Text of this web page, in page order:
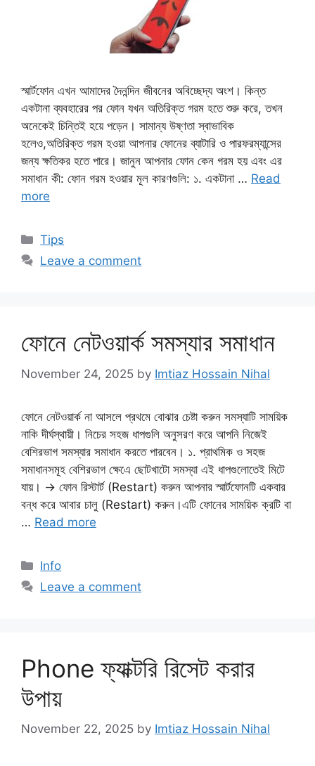
স্মার্টফোন এখন আমাদের দৈনন্দিন জীবনের অবিচ্ছেদ্য অংশ। কিন্ত
একটানা ব্যবহারের পর ফোন যখন অতিরিক্ত গরম হতে শুরু করে, তখন
অনেকেই চিন্তিই হয়ে পড়েন। সামান্য উষ্ণতা স্বাভাবিক
হলেও,অতিরিক্ত গরম হওয়া আপনার ফোনের ব্যাটারি ও পারফরম্যান্সের
জন্য ক্ষতিকর হতে পারে। জানুন আপনার ফোন কেন গরম হয় এবং এর
সমাধান কী: ফোন গরম হওয়ার মূল কারণগুলি: ​১. একটানা … Read
more
Categories
Tips
Leave a comment
ফোনে নেটওয়ার্ক সমস্যার সমাধান
November 24, 2025 by Imtiaz Hossain Nihal
ফোনে নেটওয়ার্ক না আসলে প্রথমে বোঝার চেষ্টা করুন সমস্যাটি সাময়িক
নাকি দীর্ঘস্থায়ী। নিচের সহজ ধাপগুলি অনুসরণ করে আপনি নিজেই
বেশিরভাগ সমস্যার সমাধান করতে পারবেন। ১. প্রাথমিক ও সহজ
সমাধানসমূহ বেশিরভাগ ক্ষেএে ছোটখাটো সমস্যা এই ধাপগুলোতেই মিটে
যায়। → ফোন রিস্টার্ট (Restart) করুন আপনার স্মার্টফোনটি একবার
বন্ধ করে আবার চালু (Restart) করুন।এটি ফোনের সাময়িক ক্রটি বা
… Read more
Categories
Info
Leave a comment
Phone ফ্যাক্টরি রিসেট করার
উপায়
November 22, 2025 by Imtiaz Hossain Nihal